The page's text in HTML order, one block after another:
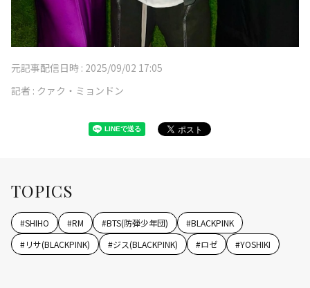
元記事配信日時 : 2025/09/02 17:05
記者 : クァク・ミョンドン
TOPICS
#SHIHO #RM #BTS(防弾少年団) #BLACKPINK
#リサ(BLACKPINK) #ジス(BLACKPINK) #ロゼ #YOSHIKI